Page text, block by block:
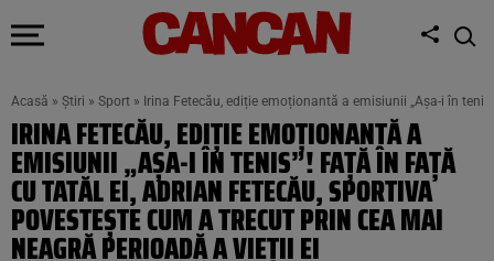
Acasă » Știri » Sport » Irina Fetecău, ediție emoționantă a emisiunii „Așa-i în
IRINA FETECĂU, EDIȚIE EMOȚIONANTĂ A
EMISIUNII „AȘA-I ÎN TENIS”! FAȚĂ ÎN FAȚĂ
CU TATĂL EI, ADRIAN FETECĂU, SPORTIVA
POVESTEȘTE CUM A TRECUT PRIN CEA MAI
NEAGRĂ PERIOADĂ A VIEȚII EI